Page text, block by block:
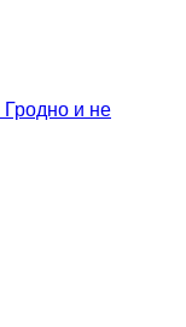
Гродно и не